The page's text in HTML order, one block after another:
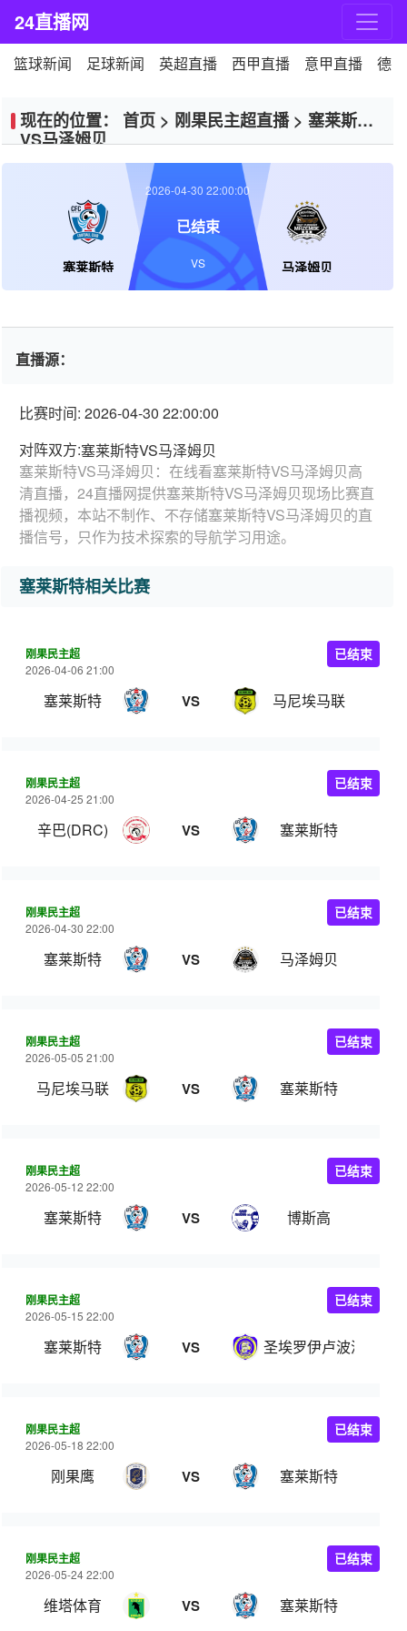
24直播网
篮球新闻 足球新闻 英超直播 西甲直播 意甲直播 德
现在的位置： 首页 > 刚果民主超直播> 塞莱斯特
VS马泽姆贝
塞莱斯特 马泽姆贝
2026-04-30 22:00:00
已结束
VS
直播源：
比赛时间: 2026-04-30 22:00:00
对阵双方:塞莱斯特VS马泽姆贝
塞莱斯特VS马泽姆贝：在线看塞莱斯特VS马泽姆贝高
清直播，24直播网提供塞莱斯特VS马泽姆贝现场比赛直
播视频，本站不制作、不存储塞莱斯特VS马泽姆贝的直
播信号，只作为技术探索的导航学习用途。
塞莱斯特相关比赛
刚果民主超
2026-04-06 21:00
塞莱斯特 VS 马尼埃马联
已结束
刚果民主超
2026-04-25 21:00
辛巴(DRC) VS 塞莱斯特
已结束
刚果民主超
2026-04-30 22:00
塞莱斯特 VS 马泽姆贝
已结束
刚果民主超
2026-05-05 21:00
马尼埃马联 VS 塞莱斯特
已结束
刚果民主超
2026-05-12 22:00
塞莱斯特 VS 博斯高
已结束
刚果民主超
2026-05-15 22:00
塞莱斯特 VS 圣埃罗伊卢波波
已结束
刚果民主超
2026-05-18 22:00
刚果鹰 VS 塞莱斯特
已结束
刚果民主超
2026-05-24 22:00
维塔体育 VS 塞莱斯特
已结束